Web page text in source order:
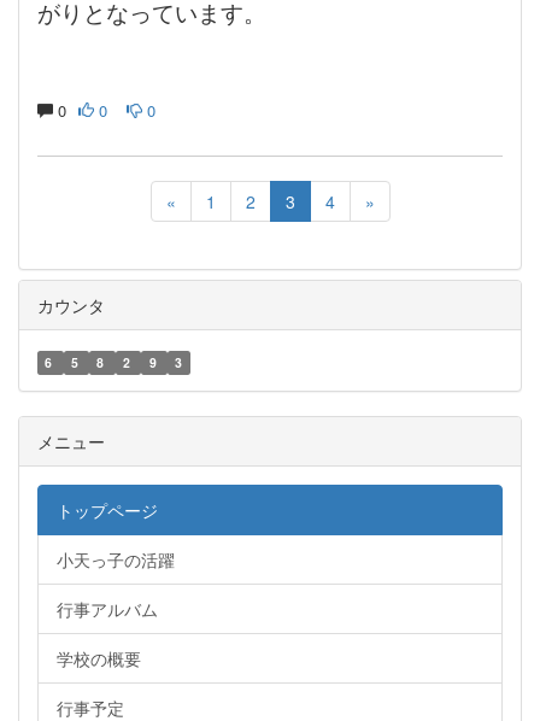
がりとなっています。
0 0 0
« 1 2 3 4 »
カウンタ
6 5 8 2 9 3
メニュー
トップページ
小天っ子の活躍
行事アルバム
学校の概要
行事予定